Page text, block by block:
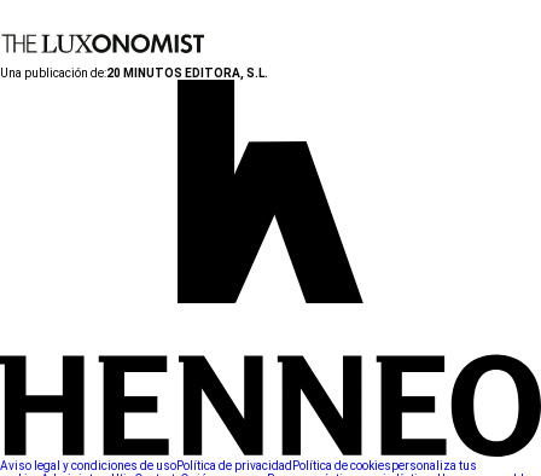
Una publicación de:20 MINUTOS EDITORA, S.L.
Aviso legal y condiciones de usoPolítica de privacidad Política de cookiespersonaliza tus